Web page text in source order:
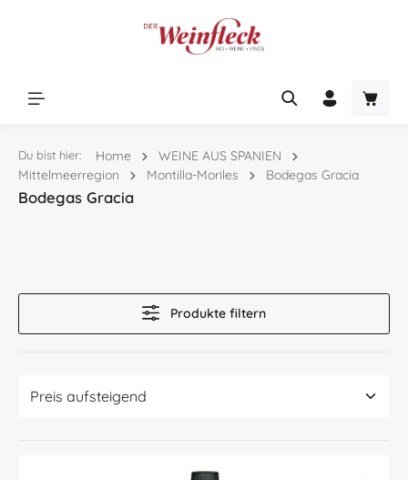
Du bist hier: Home
WEINE AUS SPANIEN
Mittelmeerregion
Montilla-Moriles Bodegas Gracia
Bodegas Gracia
Produkte filtern